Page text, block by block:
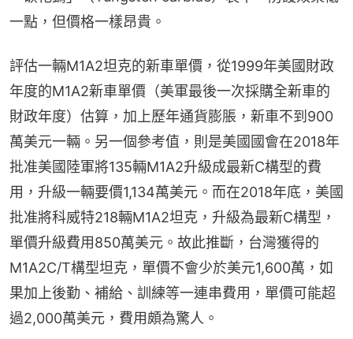
一點，但價格一樣昂貴。
評估一輛M1A2坦克的新車單價，從1999年美國財政
年度的M1A2新車單價（美軍最後一次採購全新車的
財政年度）估算，加上歷年通貨膨脹，新車不到900
萬美元一輛。另一個參考值，則是美國國會在2018年
批准美國陸軍將135輛M1A2升級成最新C構型的費
用，升級一輛要價1,134萬美元。而在2018年底，美國
批准將科威特218輛M1A2坦克，升級為最新C構型，
單價升級費用850萬美元。故此推斷，台灣獲得的
M1A2C/T構型坦克，單價不會少於美元1,600萬，如
果加上後勤、補給、訓練等一連串費用，單價可能超
過2,000萬美元，費用頗為驚人。